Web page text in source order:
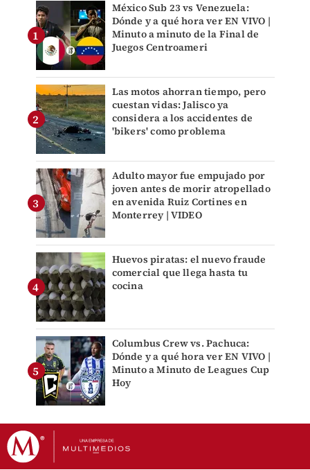
México Sub 23 vs Venezuela:
Dónde y a qué hora ver EN VIVO |
Minuto a minuto de la Final de
Juegos Centroameri
Las motos ahorran tiempo, pero
cuestan vidas: Jalisco ya
considera a los accidentes de
'bikers' como problema
Adulto mayor fue empujado por
joven antes de morir atropellado
en avenida Ruiz Cortines en
Monterrey | VIDEO
Huevos piratas: el nuevo fraude
comercial que llega hasta tu
cocina
Columbus Crew vs. Pachuca:
Dónde y a qué hora ver EN VIVO |
Minuto a Minuto de Leagues Cup
Hoy